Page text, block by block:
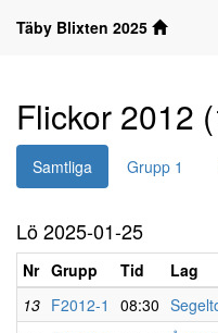
Täby Blixten 2025
Flickor 2012
Samtliga Grupp 1
Lö 2025-01-25
Nr Grupp Tid
Lag
13 F2012-1 08:30